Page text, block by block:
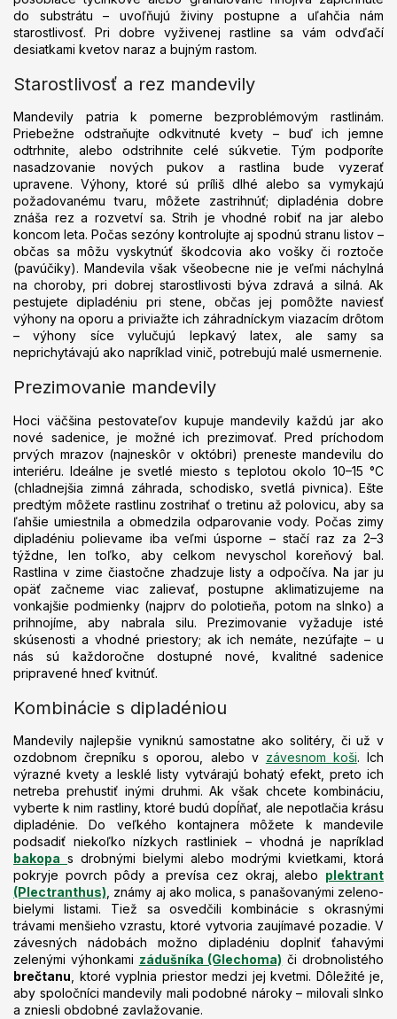
do substrátu – uvoľňujú živiny postupne a uľahčia nám
starostlivosť. Pri dobre vyživenej rastline sa vám odvďačí
desiatkami kvetov naraz a bujným rastom.
Starostlivosť a rez mandevily
Mandevily patria k pomerne bezproblémovým rastlinám.
Priebežne odstraňujte odkvitnuté kvety – buď ich jemne
odtrhnite, alebo odstrihnite celé súkvetie. Tým podporíte
nasadzovanie nových pukov a rastlina bude vyzerať
upravene. Výhony, ktoré sú príliš dlhé alebo sa vymykajú
požadovanému tvaru, môžete zastrihnúť; dipladénia dobre
znáša rez a rozvetví sa. Strih je vhodné robiť na jar alebo
koncom leta. Počas sezóny kontrolujte aj spodnú stranu listov –
občas sa môžu vyskytnúť škodcovia ako vošky či roztoče
(pavúčiky). Mandevila však všeobecne nie je veľmi náchylná
na choroby, pri dobrej starostlivosti býva zdravá a silná. Ak
pestujete dipladéniu pri stene, občas jej pomôžte naviesť
výhony na oporu a priviažte ich záhradníckym viazacím drôtom
– výhony síce vylučujú lepkavý latex, ale samy sa
neprichytávajú ako napríklad vinič, potrebujú malé usmernenie.
Prezimovanie mandevily
Hoci väčšina pestovateľov kupuje mandevily každú jar ako
nové sadenice, je možné ich prezimovať. Pred príchodom
prvých mrazov (najneskôr v októbri) preneste mandevilu do
interiéru. Ideálne je svetlé miesto s teplotou okolo 10–15 °C
(chladnejšia zimná záhrada, schodisko, svetlá pivnica). Ešte
predtým môžete rastlinu zostrihať o tretinu až polovicu, aby sa
ľahšie umiestnila a obmedzila odparovanie vody. Počas zimy
dipladéniu polievame iba veľmi úsporne – stačí raz za 2–3
týždne, len toľko, aby celkom nevyschol koreňový bal.
Rastlina v zime čiastočne zhadzuje listy a odpočíva. Na jar ju
opäť začneme viac zalievať, postupne aklimatizujeme na
vonkajšie podmienky (najprv do polotieňa, potom na slnko) a
prihnojíme, aby nabrala silu. Prezimovanie vyžaduje isté
skúsenosti a vhodné priestory; ak ich nemáte, nezúfajte – u
nás sú každoročne dostupné nové, kvalitné sadenice
pripravené hneď kvitnúť.
Kombinácie s dipladéniou
Mandevily najlepšie vyniknú samostatne ako solitéry, či už v
ozdobnom črepníku s oporou, alebo v závesnom koši. Ich
výrazné kvety a lesklé listy vytvárajú bohatý efekt, preto ich
netreba prehustiť inými druhmi. Ak však chcete kombináciu,
vyberte k nim rastliny, ktoré budú dopĺňať, ale nepotlačia krásu
dipladénie. Do veľkého kontajnera môžete k mandevile
podsadiť niekoľko nízkych rastliniek – vhodná je napríklad
bakopa s drobnými bielymi alebo modrými kvietkami, ktorá
pokryje povrch pôdy a prevísa cez okraj, alebo plektrant
(Plectranthus) , známy aj ako molica, s panašovanými zeleno-
bielymi listami. Tiež sa osvedčili kombinácie s okrasnými
trávami menšieho vzrastu, ktoré vytvoria zaujímavé pozadie. V
závesných nádobách možno dipladéniu doplniť ťahavými
zelenými výhonkami zádušníka (Glechoma) či drobnolistého
brečtanu , ktoré vyplnia priestor medzi jej kvetmi. Dôležité je,
aby spoločníci mandevily mali podobné nároky – milovali slnko
a zniesli obdobné zavlažovanie.